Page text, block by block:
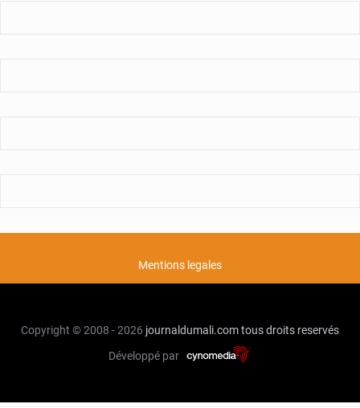
Mentions legales
Copyright © 2008 - 2026 journaldumali.comtous droits reservés
Développé par